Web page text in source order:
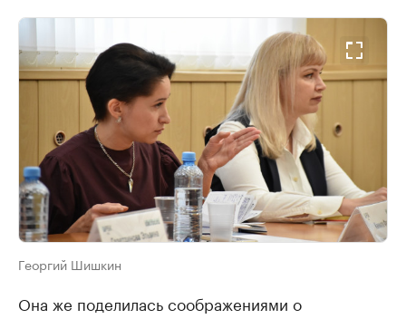
Георгий Шишкин
Она же поделилась соображениями о